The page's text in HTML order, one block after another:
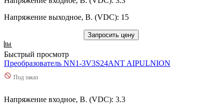
Напряжение выходное, В. (VDC): 15
Запросить цену
Быстрый просмотр
Преобразователь NN1-3V3S24ANT AIPULNION
Под заказ
Напряжение входное, В. (VDC): 3.3